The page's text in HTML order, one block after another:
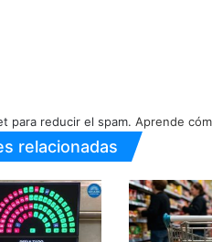
para reducir el spam. Aprende
relacionadas